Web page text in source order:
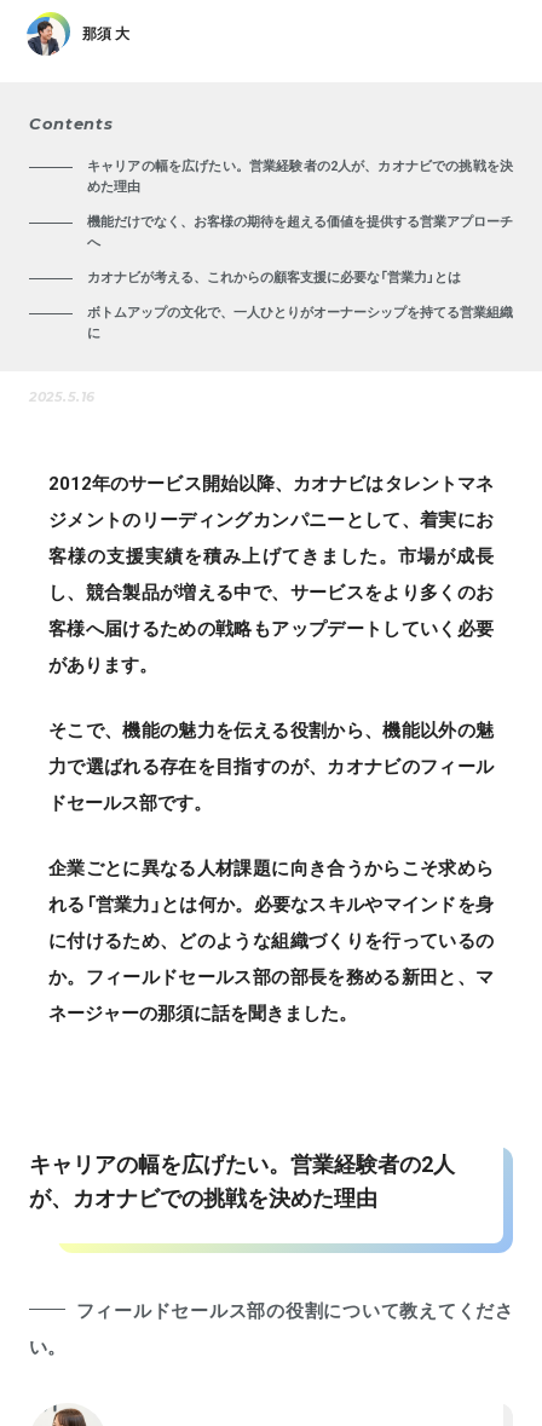
那須 大
Contents
キャリアの幅を広げたい。営業経験者の2人が、カオナビでの挑戦を決
めた理由
機能だけでなく、お客様の期待を超える価値を提供する営業アプローチ
へ
カオナビが考える、これからの顧客支援に必要な「営業力」とは
ボトムアップの文化で、一人ひとりがオーナーシップを持てる営業組織
に
2025.5.16
2012年のサービス開始以降、カオナビはタレントマネ
ジメントのリーディングカンパニーとして、着実にお
客様の支援実績を積み上げてきました。市場が成長
し、競合製品が増える中で、サービスをより多くのお
客様へ届けるための戦略もアップデートしていく必要
があります。
そこで、機能の魅力を伝える役割から、機能以外の魅
力で選ばれる存在を目指すのが、カオナビのフィール
ドセールス部です。
企業ごとに異なる人材課題に向き合うからこそ求めら
れる「営業力」とは何か。必要なスキルやマインドを身
に付けるため、どのような組織づくりを行っているの
か。フィールドセールス部の部長を務める新田と、マ
ネージャーの那須に話を聞きました。
キャリアの幅を広げたい。営業経験者の2人
が、カオナビでの挑戦を決めた理由
フィールドセールス部の役割について教えてくださ
い。